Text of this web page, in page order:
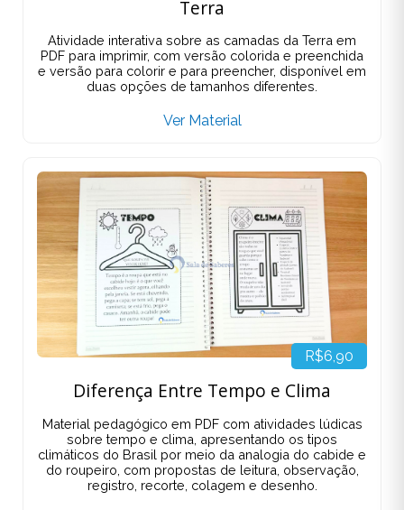
Terra
Atividade interativa sobre as camadas da Terra em
PDF para imprimir, com versão colorida e preenchida
e versão para colorir e para preencher, disponível em
duas opções de tamanhos diferentes.
Ver Material
R$6,90
Diferença Entre Tempo e Clima
Material pedagógico em PDF com atividades lúdicas
sobre tempo e clima, apresentando os tipos
climáticos do Brasil por meio da analogia do cabide e
do roupeiro, com propostas de leitura, observação,
registro, recorte, colagem e desenho.